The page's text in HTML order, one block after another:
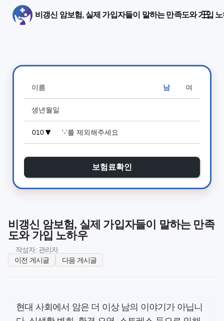
비갱신 암보험, 실제 가입자들이 말하는 만족도와 가입
남 여
보험료확인
비갱신 암보험, 실제 가입자들이 말하는 만족
도와 가입 노하우
작성자: 관리자
이전 게시글
다음 게시글
현대 사회에서 암은 더 이상 남의 이야기가 아닙니